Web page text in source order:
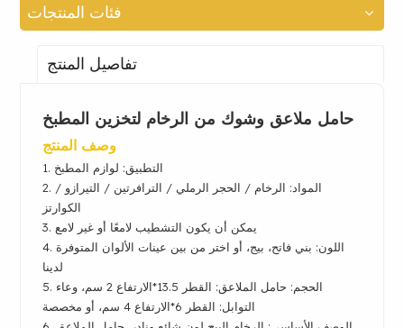
فئات المنتجات
تفاصيل المنتج
حامل ملاعق وشوك من الرخام لتخزين المطبخ
وصف المنتج
1. التطبيق: لوازم المطبخ
2. المواد: الرخام / الحجر الرملي / الترافرتين / التيرازو /
الكوارتز
3. يمكن أن يكون التشطيب لامعًا أو غير لامع
4. اللون: بني فاتح، بيج، أو اختر من بين عينات الألوان المتوفرة
لدينا
5. الحجم:
حامل الملاعق: القطر 13.5*الارتفاع 2 سم، وعاء
التوابل: القطر 6*الارتفاع 4 سم،
أو مخصصة